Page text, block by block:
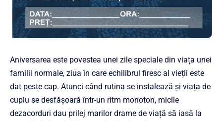
Aniversarea este povestea unei zile speciale din viața unei
familii normale, ziua în care echilibrul firesc al vieții este
dat peste cap. Atunci când rutina se instalează și viața de
cuplu se desfășoară într-un ritm monoton, micile
dezacorduri dau prilej marilor drame de viață să iasă la